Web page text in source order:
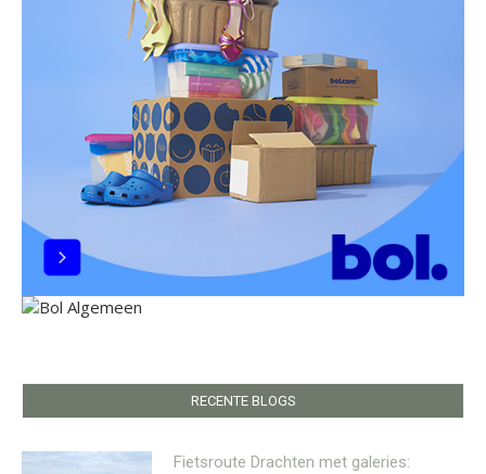
RECENTE BLOGS
Fietsroute Drachten met galeries: